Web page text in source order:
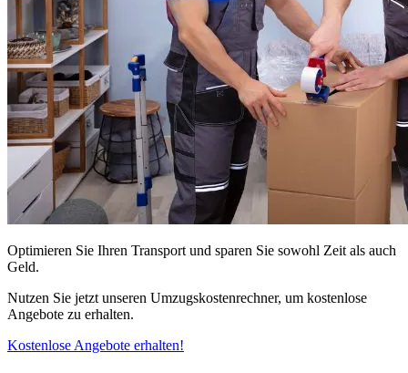
Optimieren Sie Ihren Transport und sparen Sie sowohl Zeit als auch
Geld.
Nutzen Sie jetzt unseren Umzugskostenrechner, um kostenlose
Angebote zu erhalten.
Kostenlose Angebote erhalten!